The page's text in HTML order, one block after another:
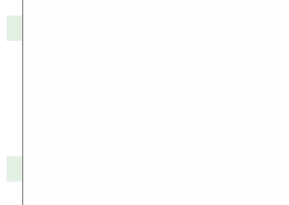
Nokia C5 —
Nokia официально
презентации, — «смартфон
позволяет следить за